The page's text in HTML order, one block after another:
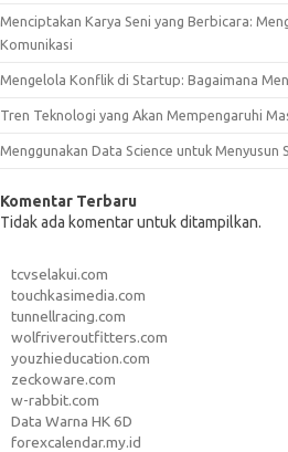
Menciptakan Karya Seni yang Berbicara:
Komunikasi
Mengelola Konflik di Startup: Bagaimana
Tren Teknologi yang Akan Mempengaruhi
Menggunakan Data Science untuk Menyusun
Komentar Terbaru
Tidak ada komentar untuk ditampilkan.
tcvselakui.com
touchkasimedia.com
tunnellracing.com
wolfriveroutfitters.com
youzhieducation.com
zeckoware.com
w-rabbit.com
Data Warna HK 6D
forexcalendar.my.id